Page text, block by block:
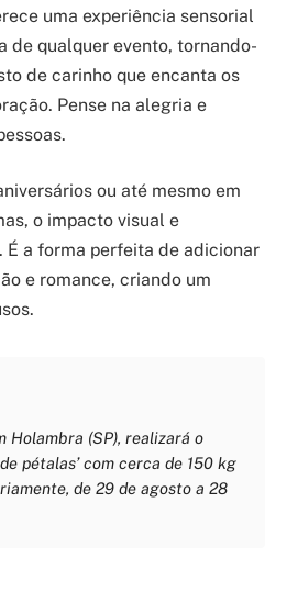
uma experiência sensorial
de qualquer evento, tornando-
de carinho que encanta os
Pense na alegria e
ou até mesmo em
o impacto visual e
a forma perfeita de adicionar
e romance, criando um
Holambra (SP), realizará o
pétalas’ com cerca de 150 kg
de 29 de agosto a 28